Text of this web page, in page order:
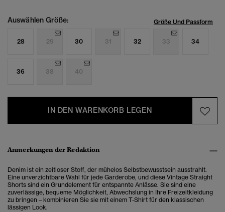
Auswählen Größe: Größe Und Passform
28 29 30 31 32 33 34
36 38 40
IN DEN WARENKORB LEGEN
Anmerkungen der Redaktion
Denim ist ein zeitloser Stoff, der mühelos Selbstbewusstsein ausstrahlt.
Eine unverzichtbare Wahl für jede Garderobe, und diese Vintage Straight
Shorts sind ein Grundelement für entspannte Anlässe. Sie sind eine
zuverlässige, bequeme Möglichkeit, Abwechslung in Ihre Freizeitkleidung
zu bringen – kombinieren Sie sie mit einem T-Shirt für den klassischen
lässigen Look.